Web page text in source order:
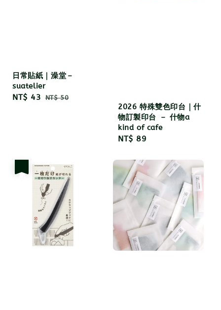
日常貼紙｜澡堂－
suatelier
Sale
NT$ 43 Regular
NT$ 50
2026 特殊雙色印台｜什
物訂製印台 － 什物a
kind of cafe
Regular
NT$ 89